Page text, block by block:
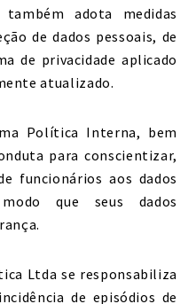
adota medidas
de dados pessoais, de
de privacidade aplicado
atualizado.
Política Interna, bem
para conscientizar,
funcionários aos dados
que seus dados
Ltda se responsabiliza
de episódios de